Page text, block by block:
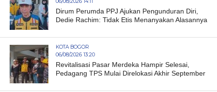
Dirum Perumda PPJ Ajukan Pengunduran Diri,
Dedie Rachim: Tidak Etis Menanyakan Alasannya
KOTA BOGOR
06/08/2026 13:20
Revitalisasi Pasar Merdeka Hampir Selesai,
Pedagang TPS Mulai Direlokasi Akhir September